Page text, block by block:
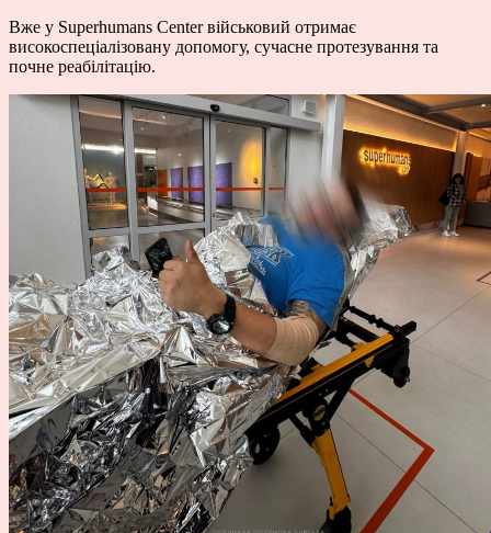
Вже у Superhumans Center військовий отримає
високоспеціалізовану допомогу, сучасне протезування та
почне реабілітацію.